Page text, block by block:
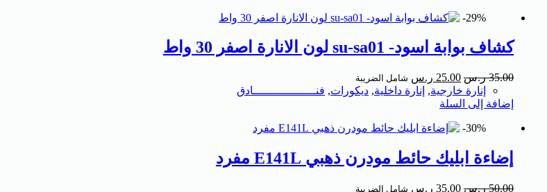
29%-
كشاف بوابة اسود- su-sa01 لون الانارة اصفر 30 واط
35.00 ر.س 25.00 ر.س شامل الضريبة
إنارة خارجية, إنارة داخلية, ديكورات, فنــــــــــــــــــادق
إضافة إلى السلة
30%-
إضاءة ابليك حائط مودرن ذهبي E141L مفرد
50.00 ر.س 35.00 ر.س شامل الضريبة